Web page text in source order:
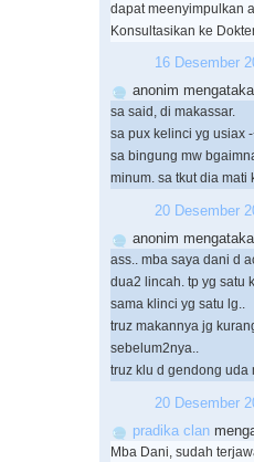
dapat meenyimpulkan
Konsultasikan ke
16 Desember
anonim
sa said, di makassar.
sa pux kelinci yg usiax
sa bingung mw
minum. sa tkut dia mati
20 Desember
anonim
ass.. mba saya dani d
dua2 lincah. tp yg satu
sama klinci yg satu lg..
truz makannya jg
sebelum2nya..
truz klu d gendong uda
20 Desember
pradika clan
Mba Dani, sudah